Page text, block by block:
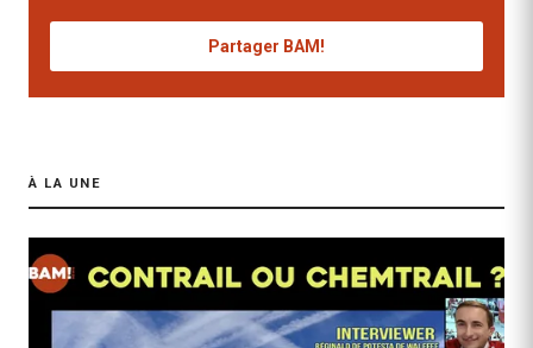
Partager BAM!
À LA UNE